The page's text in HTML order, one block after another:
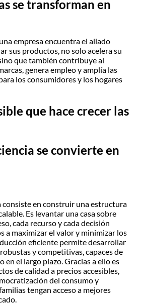
se transforman en
empresa encuentra el aliado
sus productos, no solo acelera su
que también contribuye al
genera empleo y amplía las
los consumidores y los hogares
que hace crecer las
se convierte en
consiste en construir una estructura
Es levantar una casa sobre
cada recurso y cada decisión
a maximizar el valor y minimizar los
eficiente permite desarrollar
y competitivas, capaces de
el largo plazo. Gracias a ello es
de calidad a precios accesibles,
del consumo y
tengan acceso a mejores